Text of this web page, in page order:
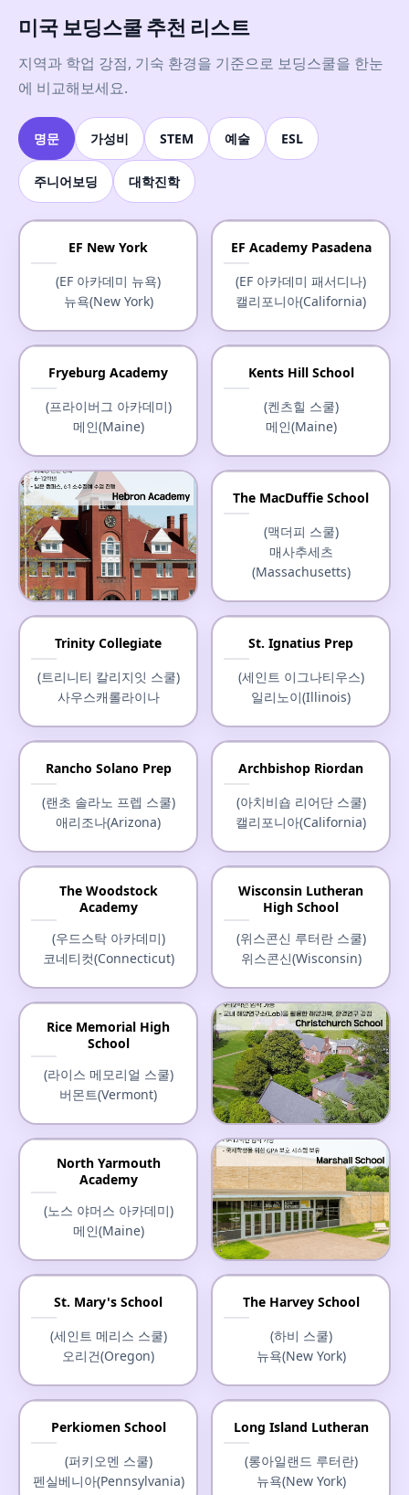
미국 보딩스쿨 추천 리스트
지역과 학업 강점, 기숙 환경을 기준으로 보딩스쿨을 한눈
에 비교해보세요.
명문 가성비 STEM 예술 ESL
주니어보딩 대학진학
EF New York
(EF 아카데미 뉴욕)
뉴욕(New York)
EF Academy Pasadena
(EF 아카데미 패서디나)
캘리포니아(California)
Fryeburg Academy
(프라이버그 아카데미)
메인(Maine)
Kents Hill School
(켄츠힐 스쿨)
메인(Maine)
메인(Maine)
The MacDuffie School
(맥더피 스쿨)
매사추세츠
(Massachusetts)
Trinity Collegiate
(트리니티 칼리지잇 스쿨)
사우스캐롤라이나
St. Ignatius Prep
(세인트 이그나티우스)
일리노이(Illinois)
Rancho Solano Prep
(랜초 솔라노 프렙 스쿨)
애리조나(Arizona)
Archbishop Riordan
(아치비숍 리어단 스쿨)
캘리포니아(California)
The Woodstock
Academy
(우드스탁 아카데미)
코네티컷(Connecticut)
Wisconsin Lutheran
High School
(위스콘신 루터란 스쿨)
위스콘신(Wisconsin)
Rice Memorial High
School
(라이스 메모리얼 스쿨)
버몬트(Vermont)
Christchurch School
(크라이스트처치 스쿨)
버지니아(Virginia)
North Yarmouth
Academy
(노스 야머스 아카데미)
메인(Maine)
미네소타(Minnesota)
St. Mary's School
(세인트 메리스 스쿨)
오리건(Oregon)
The Harvey School
(하비 스쿨)
뉴욕(New York)
Perkiomen School
(퍼키오멘 스쿨)
펜실베니아(Pennsylvania)
Long Island Lutheran
(롱아일랜드 루터란)
뉴욕(New York)